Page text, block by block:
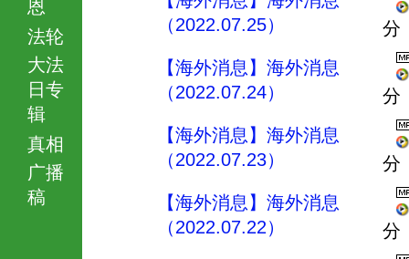
恩
法轮
大法
日专
辑
真相
广播
稿
（2022.07.25）
分
【海外消息】海外消息
（2022.07.24）
分
【海外消息】海外消息
（2022.07.23）
分
【海外消息】海外消息
（2022.07.22）
分